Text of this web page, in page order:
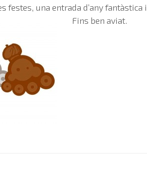
festes, una entrada d’any fantàstica
Fins ben aviat.